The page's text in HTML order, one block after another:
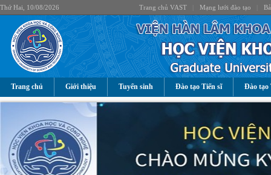
Thứ Hai, 10/08/2026 Trang chủ VAST Mạng lưới đào tạo
Trang chủ Giới thiệu Tuyển sinh Đào tạo Tiến sĩ Đào tạo